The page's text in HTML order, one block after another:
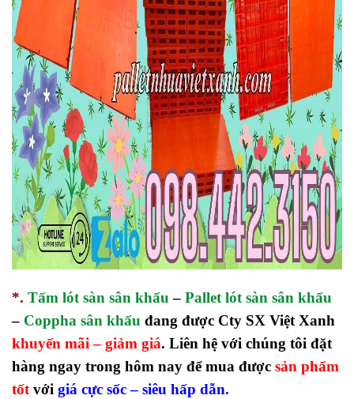
*. Tấm lót sàn sân khấu – Pallet lót sàn sân khấu
– Coppha sân khấu đang được Cty SX Việt Xanh
khuyến mãi – giảm giá. Liên hệ với chúng tôi đặt
hàng ngay trong hôm nay để mua được sản phẩm
tốt với giá cực sốc – siêu hấp dẫn.